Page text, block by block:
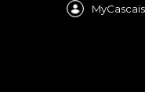
MyCascais